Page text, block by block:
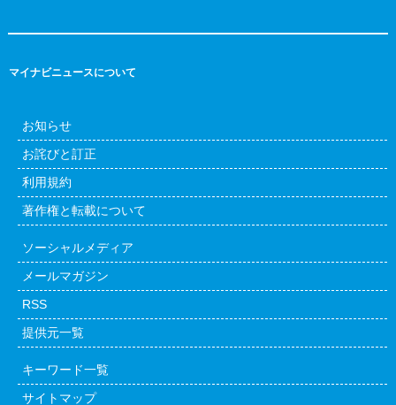
マイナビニュースについて
お知らせ
お詫びと訂正
利用規約
著作権と転載について
ソーシャルメディア
メールマガジン
RSS
提供元一覧
キーワード一覧
サイトマップ